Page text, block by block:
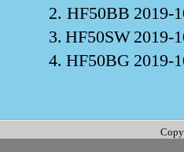
2. HF50BB 2019-
3. HF50SW 2019-
4. HF50BG 2019-